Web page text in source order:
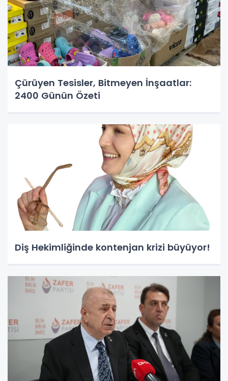
Çürüyen Tesisler, Bitmeyen İnşaatlar:
2400 Günün Özeti
Diş Hekimliğinde kontenjan krizi büyüyor!